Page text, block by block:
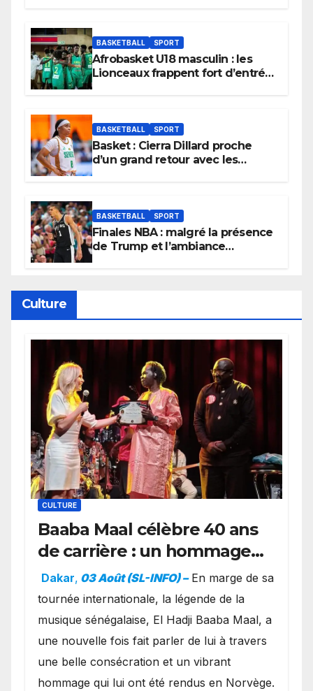
BASKETBALL SPORT
Afrobasket U18 masculin : les
Lionceaux frappent fort d’entrée
BASKETBALL SPORT
Basket : Cierra Dillard proche
d’un grand retour avec les
BASKETBALL SPORT
Finales NBA : malgré la présence
de Trump et l’ambiance
Culture
CULTURE
Baaba Maal célèbre 40 ans
de carrière : un hommage
exceptionnel à Oslo en
présence de la famille
royale.
Dakar, 03 Août (SL-INFO) – ​En marge de sa
tournée internationale, la légende de la
musique sénégalaise, El Hadji Baaba Maal, a
une nouvelle fois fait parler de lui à travers
une belle consécration et un vibrant
hommage qui lui ont été rendus en Norvège.